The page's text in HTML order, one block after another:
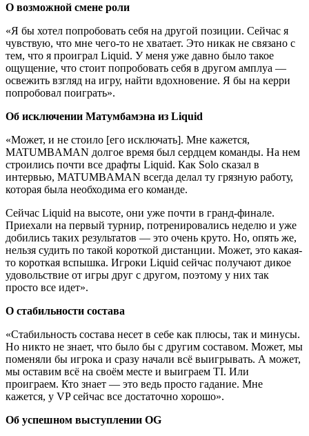
О возможной смене роли
«Я бы хотел попробовать себя на другой позиции. Сейчас я
чувствую, что мне чего-то не хватает. Это никак не связано с
тем, что я проиграл Liquid. У меня уже давно было такое
ощущение, что стоит попробовать себя в другом амплуа —
освежить взгляд на игру, найти вдохновение. Я бы на керри
попробовал поиграть».
Об исключении Матумбамэна из Liquid
«Может, и не стоило [его исключать]. Мне кажется,
MATUMBAMAN долгое время был сердцем команды. На нем
строились почти все драфты Liquid. Как Solo сказал в
интервью, MATUMBAMAN всегда делал ту грязную работу,
которая была необходима его команде.
Сейчас Liquid на высоте, они уже почти в гранд-финале.
Приехали на первый турнир, потренировались неделю и уже
добились таких результатов — это очень круто. Но, опять же,
нельзя судить по такой короткой дистанции. Может, это какая-
то короткая вспышка. Игроки Liquid сейчас получают дикое
удовольствие от игры друг с другом, поэтому у них так
просто все идет».
О стабильности состава
«Стабильность состава несет в себе как плюсы, так и минусы.
Но никто не знает, что было бы с другим составом. Может, мы
поменяли бы игрока и сразу начали всё выигрывать. А может,
мы оставим всё на своём месте и выиграем TI. Или
проиграем. Кто знает — это ведь просто гадание. Мне
кажется, у VP сейчас все достаточно хорошо».
Об успешном выступлении OG